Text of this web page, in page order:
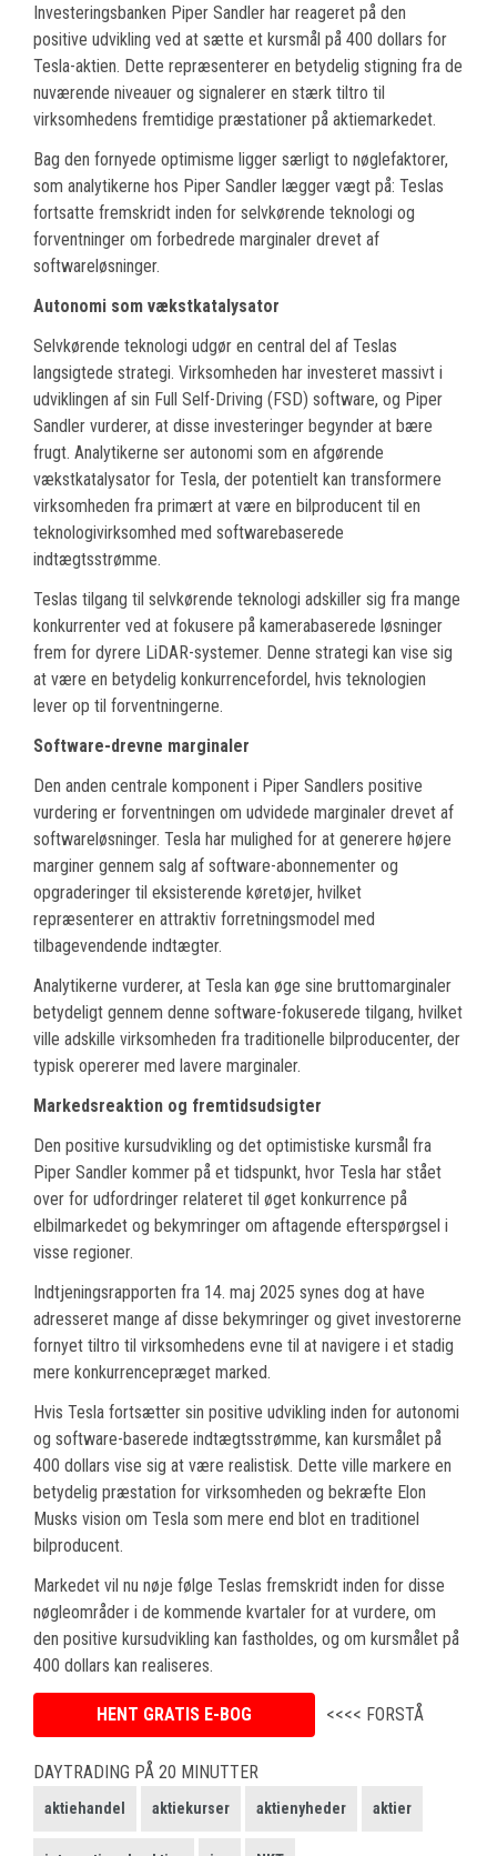
Investeringsbanken Piper Sandler har reageret på den
positive udvikling ved at sætte et kursmål på 400 dollars for
Tesla-aktien. Dette repræsenterer en betydelig stigning fra de
nuværende niveauer og signalerer en stærk tiltro til
virksomhedens fremtidige præstationer på aktiemarkedet.
Bag den fornyede optimisme ligger særligt to nøglefaktorer,
som analytikerne hos Piper Sandler lægger vægt på: Teslas
fortsatte fremskridt inden for selvkørende teknologi og
forventninger om forbedrede marginaler drevet af
softwareløsninger.
Autonomi som vækstkatalysator
Selvkørende teknologi udgør en central del af Teslas
langsigtede strategi. Virksomheden har investeret massivt i
udviklingen af sin Full Self-Driving (FSD) software, og Piper
Sandler vurderer, at disse investeringer begynder at bære
frugt. Analytikerne ser autonomi som en afgørende
vækstkatalysator for Tesla, der potentielt kan transformere
virksomheden fra primært at være en bilproducent til en
teknologivirksomhed med softwarebaserede
indtægtsstrømme.
Teslas tilgang til selvkørende teknologi adskiller sig fra mange
konkurrenter ved at fokusere på kamerabaserede løsninger
frem for dyrere LiDAR-systemer. Denne strategi kan vise sig
at være en betydelig konkurrencefordel, hvis teknologien
lever op til forventningerne.
Software-drevne marginaler
Den anden centrale komponent i Piper Sandlers positive
vurdering er forventningen om udvidede marginaler drevet af
softwareløsninger. Tesla har mulighed for at generere højere
marginer gennem salg af software-abonnementer og
opgraderinger til eksisterende køretøjer, hvilket
repræsenterer en attraktiv forretningsmodel med
tilbagevendende indtægter.
Analytikerne vurderer, at Tesla kan øge sine bruttomarginaler
betydeligt gennem denne software-fokuserede tilgang, hvilket
ville adskille virksomheden fra traditionelle bilproducenter, der
typisk opererer med lavere marginaler.
Markedsreaktion og fremtidsudsigter
Den positive kursudvikling og det optimistiske kursmål fra
Piper Sandler kommer på et tidspunkt, hvor Tesla har stået
over for udfordringer relateret til øget konkurrence på
elbilmarkedet og bekymringer om aftagende efterspørgsel i
visse regioner.
Indtjeningsrapporten fra 14. maj 2025 synes dog at have
adresseret mange af disse bekymringer og givet investorerne
fornyet tiltro til virksomhedens evne til at navigere i et stadig
mere konkurrencepræget marked.
Hvis Tesla fortsætter sin positive udvikling inden for autonomi
og software-baserede indtægtsstrømme, kan kursmålet på
400 dollars vise sig at være realistisk. Dette ville markere en
betydelig præstation for virksomheden og bekræfte Elon
Musks vision om Tesla som mere end blot en traditionel
bilproducent.
Markedet vil nu nøje følge Teslas fremskridt inden for disse
nøgleområder i de kommende kvartaler for at vurdere, om
den positive kursudvikling kan fastholdes, og om kursmålet på
400 dollars kan realiseres.
HENT GRATIS E-BOG <<<< FORSTÅ
DAYTRADING PÅ 20 MINUTTER
aktiehandel aktiekurser aktienyheder aktier